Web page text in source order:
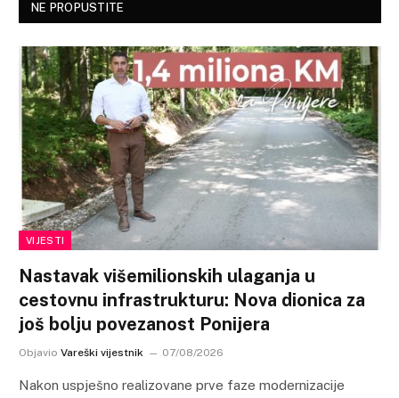
NE PROPUSTITE
VIJESTI
Nastavak višemilionskih ulaganja u
cestovnu infrastrukturu: Nova dionica za
još bolju povezanost Ponijera
Objavio Vareški vijestnik 07/08/2026
Nakon uspješno realizovane prve faze modernizacije